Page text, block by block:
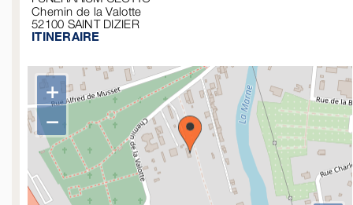
Chemin de la Valotte
52100 SAINT DIZIER
ITINERAIRE
+
−